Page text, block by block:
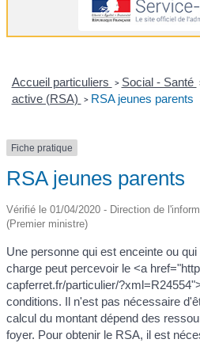
Accueil particuliers > Social - Santé
active (RSA) > RSA jeunes parents
Fiche pratique
RSA jeunes parents
Vérifié le 01/04/2020 - Direction de
(Premier ministre)
Une personne qui est enceinte ou
charge peut percevoir le <a
capferret.fr/particulier/
conditions. Il n'est pas nécessaire
calcul du montant dépend des
foyer. Pour obtenir le RSA, il est